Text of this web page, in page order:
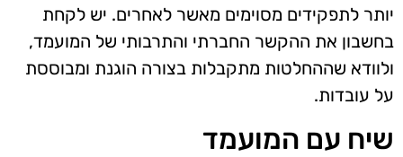
יותר לתפקידים מסוימים מאשר לאחרים. יש לקחת
בחשבון את ההקשר החברתי והתרבותי של המועמד,
ולוודא שההחלטות מתקבלות בצורה הוגנת ומבוססת
על עובדות.
שיח עם המועמד